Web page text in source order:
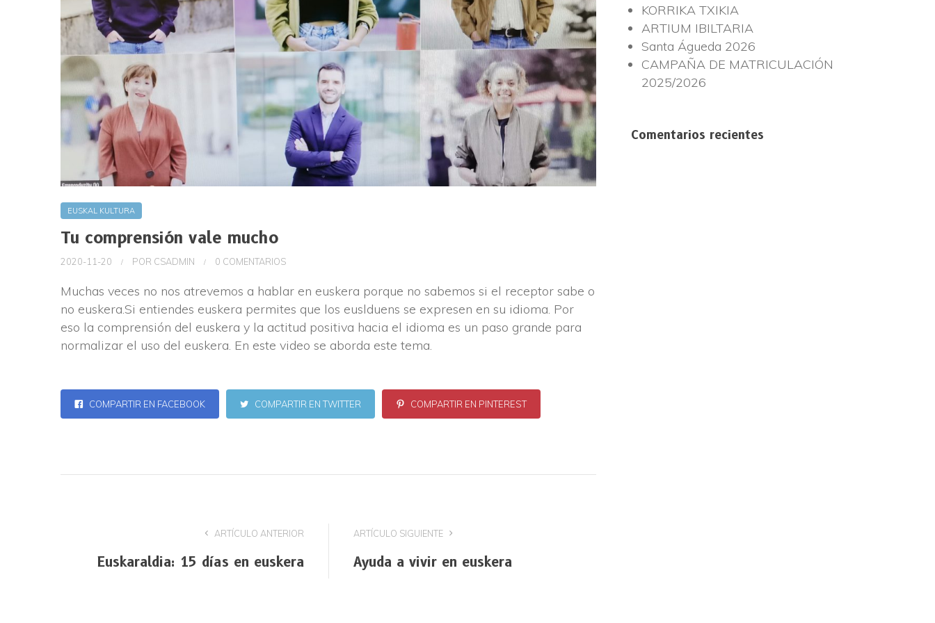
EUSKAL KULTURA
Tu comprensión vale mucho
2020-11-20 POR CSADMIN 0 COMENTARIOS
Muchas veces no nos atrevemos a hablar en euskera porque no sabemos si el receptor sabe o
no euskera.Si entiendes euskera permites que los euslduens se expresen en su idioma. Por
eso la comprensión del euskera y la actitud positiva hacia el idioma es un paso grande para
normalizar el uso del euskera. En este video se aborda este tema.
COMPARTIR EN FACEBOOK COMPARTIR EN TWITTER COMPARTIR EN PINTEREST
ARTÍCULO ANTERIOR
Euskaraldia: 15 días en euskera
ARTÍCULO SIGUIENTE
Ayuda a vivir en euskera
KORRIKA TXIKIA
ARTIUM IBILTARIA
Santa Águeda 2026
CAMPAÑA DE MATRICULACIÓN
2025/2026
Comentarios recientes